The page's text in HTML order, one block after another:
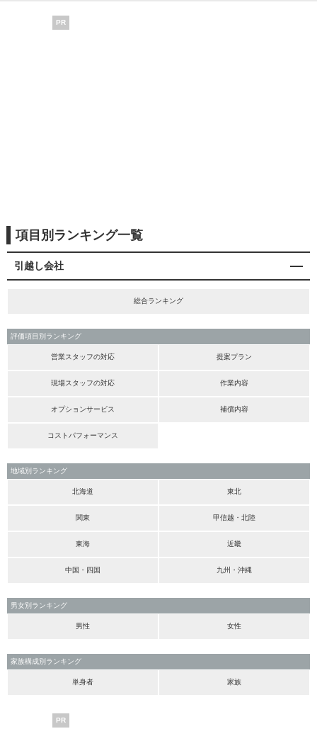
PR
項目別ランキング一覧
引越し会社
総合ランキング
評価項目別ランキング
営業スタッフの対応 提案プラン
現場スタッフの対応 作業内容
オプションサービス 補償内容
コストパフォーマンス
地域別ランキング
北海道 東北
関東 甲信越・北陸
東海 近畿
中国・四国 九州・沖縄
男女別ランキング
男性 女性
家族構成別ランキング
単身者 家族
PR